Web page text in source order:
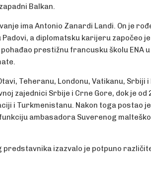
Balkan.
ima Antonio Zanardi Landi. On je
a diplomatsku karijeru započeo
prestižnu francusku školu ENA
Teheranu, Londonu, Vatikanu, Srbiji i
zajednici Srbije i Crne Gore, dok je od
i Turkmenistanu. Nakon toga postao
ambasadora Suverenog
predstavnika izazvalo je potpuno